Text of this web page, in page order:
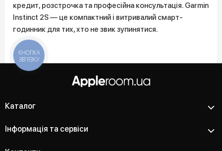
кредит, розстрочка та професійна консультація. Garmin
Instinct 2S — це компактний і витривалий смарт-
годинник для тих, хто не звик зупинятися.
Каталог
Інформація та сервіси
КНОПКА
ЗВ'ЯЗКУ